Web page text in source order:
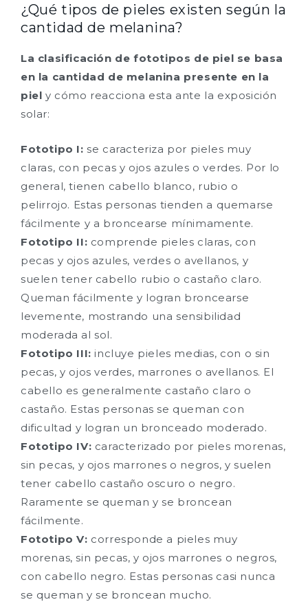
¿Qué tipos de pieles existen según la
cantidad de melanina?
La clasificación de fototipos de piel se basa
en la cantidad de melanina presente en la
piel y cómo reacciona esta ante la exposición
solar:
Fototipo I:se caracteriza por pieles muy
claras, con pecas y ojos azules o verdes. Por lo
general, tienen cabello blanco, rubio o
pelirrojo. Estas personas tienden a quemarse
fácilmente y a broncearse mínimamente.
Fototipo II: comprende pieles claras, con
pecas y ojos azules, verdes o avellanos, y
suelen tener cabello rubio o castaño claro.
Queman fácilmente y logran broncearse
levemente, mostrando una sensibilidad
moderada al sol.
Fototipo III: incluye pieles medias, con o sin
pecas, y ojos verdes, marrones o avellanos. El
cabello es generalmente castaño claro o
castaño. Estas personas se queman con
dificultad y logran un bronceado moderado.
Fototipo IV: caracterizado por pieles morenas,
sin pecas, y ojos marrones o negros, y suelen
tener cabello castaño oscuro o negro.
Raramente se queman y se broncean
fácilmente.
Fototipo V: corresponde a pieles muy
morenas, sin pecas, y ojos marrones o negros,
con cabello negro. Estas personas casi nunca
se queman y se broncean mucho.